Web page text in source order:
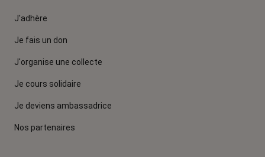
J'adhère
Je fais un don
J'organise une collecte
Je cours solidaire
Je deviens ambassadrice
Nos partenaires